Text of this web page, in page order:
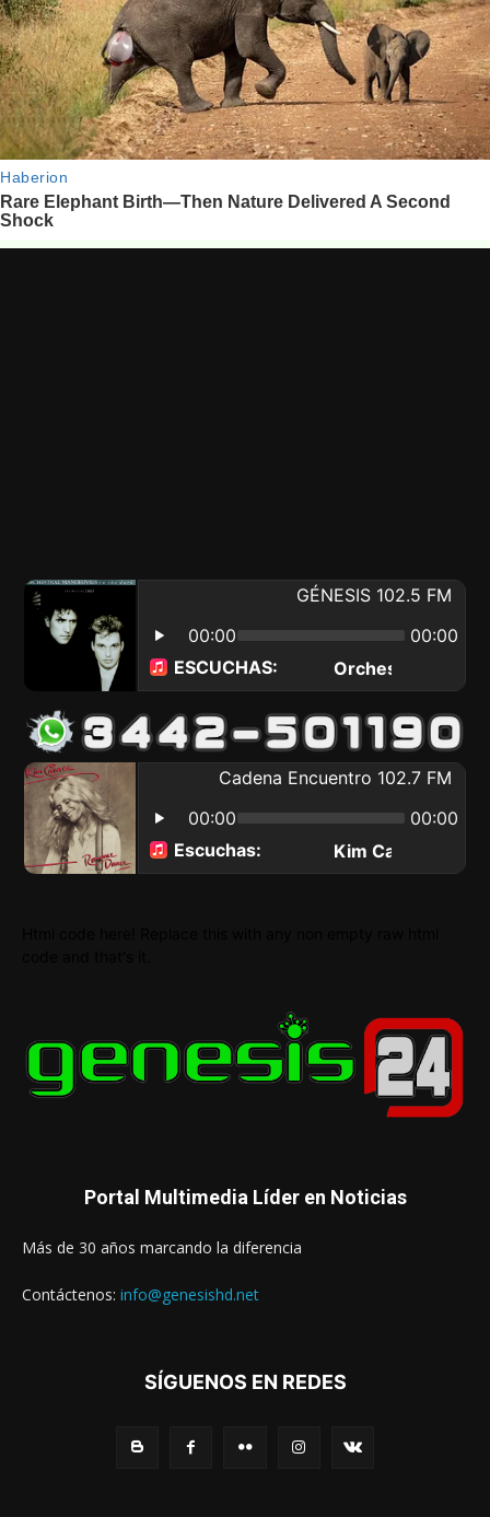
Portal Multimedia Líder en Noticias
Más de 30 años marcando la diferencia
Contáctenos: info@genesishd.net
SÍGUENOS EN REDES